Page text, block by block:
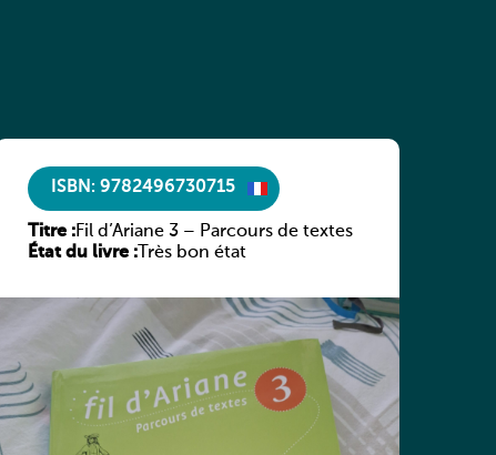
ISBN: 9782496730715
Titre :Fil d’Ariane 3 – Parcours de textes
État du livre :Très bon état